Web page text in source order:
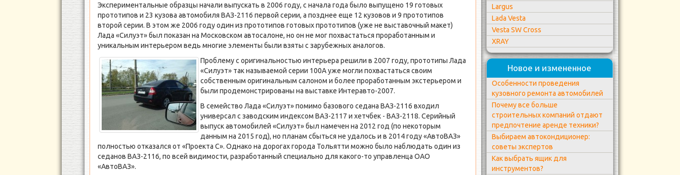
Экспериментальные образцы начали выпускать в 2006 году, с начала года было выпущено 19 готовых
прототипов и 23 кузова автомобиля ВАЗ-2116 первой серии, а позднее еще 12 кузовов и 9 прототипов
второй серии. В этом же 2006 году один из прототипов готовых прототипов (уже не выставочный макет)
Лада «Силуэт» был показан на Московском автосалоне, но он не мог похвастаться проработанным и
уникальным интерьером ведь многие элементы были взяты с зарубежных аналогов.
Проблему с оригинальностью интерьера решили в 2007 году, прототипы Лада
«Силуэт» так называемой серии 100А уже могли похвастаться своим
собственным оригинальным салоном и более проработанным экстерьером и
были продемонстрированы на выставке Интеравто-2007.
В семейство Лада «Силуэт» помимо базового седана ВАЗ-2116 входил
универсал с заводским индексом ВАЗ-2117 и хетчбек - ВАЗ-2118. Серийный
выпуск автомобилей «Силуэт» был намечен на 2012 год (по некоторым
данным на 2015 год), но планам сбыться не удалось и в 2014 году «АвтоВАЗ»
полностью отказался от «Проекта С». Однако на дорогах города Тольятти можно было наблюдать один из
седанов ВАЗ-2116, по всей видимости, разработанный специально для какого-то управленца ОАО
«АвтоВАЗ».
Largus
Lada Vesta
Vesta SW Cross
XRAY
Новое и измененное
Особенности проведения
кузовного ремонта автомобилей
Почему все больше
строительных компаний отдают
предпочтение аренде техники?
Выбираем автокондиционер:
советы экспертов
Как выбрать ящик для
инструментов?